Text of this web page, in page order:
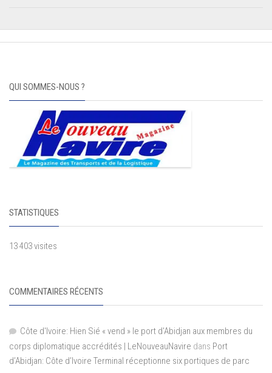
QUI SOMMES-NOUS ?
STATISTIQUES
13 403 visites
COMMENTAIRES RÉCENTS
Côte d'Ivoire: Hien Sié « vend » le port d'Abidjan aux membres du
corps diplomatique accrédités | LeNouveauNavire dans Port
d’Abidjan: Côte d’Ivoire Terminal réceptionne six portiques de parc